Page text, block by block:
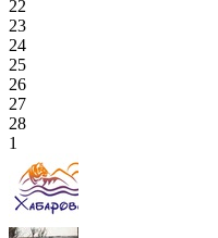
22
23
24
25
26
27
28
1